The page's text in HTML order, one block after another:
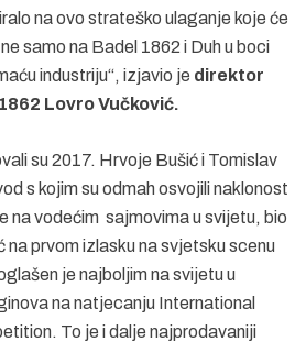
na ovo strateško ulaganje koje će
samo na Badel 1862 i Duh u boci
industriju“, izjavio je direktor
Lovro Vučković.
su 2017. Hrvoje Bušić i Tomislav
s kojim su odmah osvojili naklonost
na vodećim sajmovima u svijetu, bio
na prvom izlasku na svjetsku scenu
je najboljim na svijetu u
na natjecanju International
To je i dalje najprodavaniji